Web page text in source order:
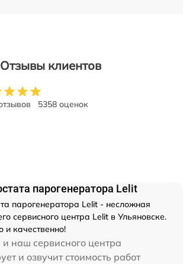
Отзывы клиентов
5358 оценок
парогенератора Lelit
парогенератора Lelit - несложная
сервисного центра Lelit в Ульяновске.
и качественно!
наш сервисного центра
и озвучит стоимость работ